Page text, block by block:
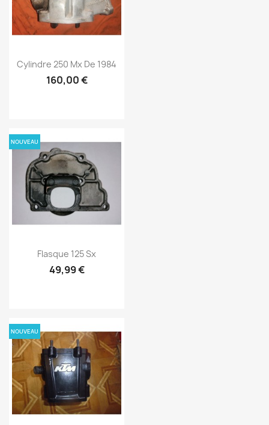
Cylindre 250 Mx De 1984
160,00 €
Flasque 125 Sx
49,99 €
NOUVEAU
NOUVEAU